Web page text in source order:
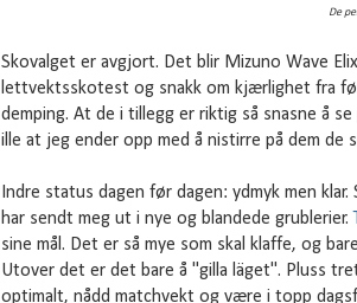
De
Skovalget er avgjort. Det blir Mizuno Wave
lettvektsskotest og snakk om kjærlighet fra
demping. At de i tillegg er riktig så snasne å
ille at jeg ender opp med å nistirre på dem de
Indre status dagen før dagen: ydmyk men
har sendt meg ut i nye og blandede grublerier.
sine mål. Det er så mye som skal klaffe, og
Utover det er det bare å "gilla läget". Pluss
optimalt, nådd matchvekt og være i topp